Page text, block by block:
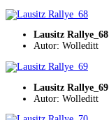
Lausitz Rallye_68
Autor: Wolleditt
Lausitz Rallye_69
Autor: Wolleditt